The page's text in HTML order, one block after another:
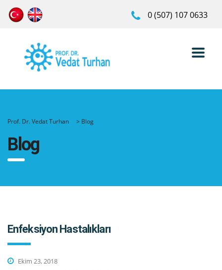
0 (507) 107 0633
Prof. Dr. Vedat Turhan > Blog
Blog
Enfeksiyon Hastalıkları
Ekim 23, 2018